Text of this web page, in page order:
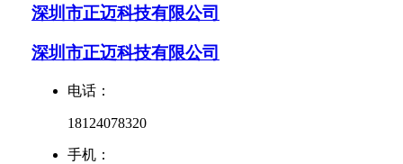
深圳市正迈科技有限公司
深圳市正迈科技有限公司
电话：
18124078320
手机：